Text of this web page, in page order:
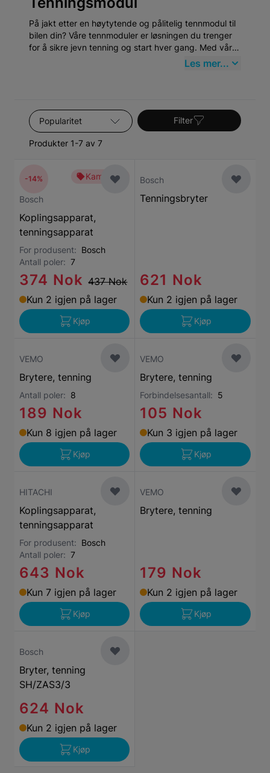
På jakt etter en høytytende og pålitelig tennmodul til
bilen din? Våre tennmoduler er løsningen du trenger
for å sikre jevn tenning og start hver gang. Med våre
kraftige og holdbare tennmoduler kan du trygt ferdes
kjøreopplevelse. Ta kontroll over kjøretøyet ditt og
stol på vår tennmodul for å gi deg best mulig resultat
under hver kjøretur!
Les mer...
Sorter etter
Produkter 1-7 av 7
Filter
Kampanje
Bosch
Koplingsapparat,
tenningsapparat
For produsent: Bosch
Antall poler: 7
374 Nok 437 Nok
-14%
Kun 2 igjen på lager
Kjøp
Bosch
Tenningsbryter
621 Nok
Kun 2 igjen på lager
Kjøp
VEMO
Brytere, tenning
Antall poler: 8
189 Nok
Kun 8 igjen på lager
Kjøp
VEMO
Brytere, tenning
Forbindelsesantall: 5
105 Nok
Kun 3 igjen på lager
Kjøp
HITACHI
Koplingsapparat,
tenningsapparat
For produsent: Bosch
Antall poler: 7
643 Nok
Kun 7 igjen på lager
Kjøp
VEMO
Brytere, tenning
179 Nok
Kun 2 igjen på lager
Kjøp
Bosch
Bryter, tenning
SH/ZAS3/3
624 Nok
Kun 2 igjen på lager
Kjøp